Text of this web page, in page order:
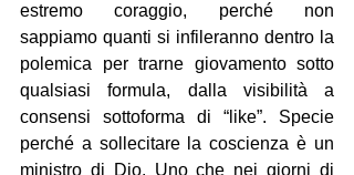
estremo coraggio, perché non
sappiamo quanti si infileranno dentro la
polemica per trarne giovamento sotto
qualsiasi formula, dalla visibilità a
consensi sottoforma di “like”. Specie
perché a sollecitare la coscienza è un
ministro di Dio. Uno che nei giorni di